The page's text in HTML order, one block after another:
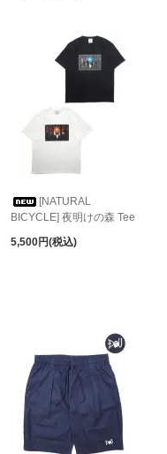
[NATURAL
BICYCLE] 夜明けの森 Tee
5,500円(税込)